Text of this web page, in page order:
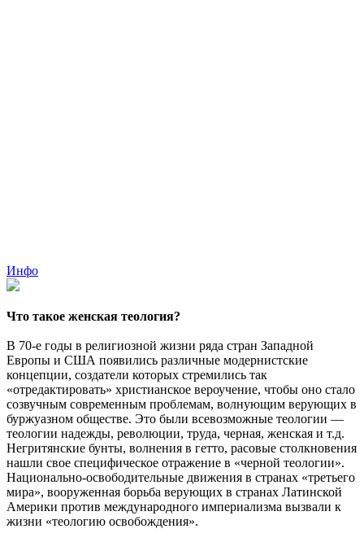
Инфо
Что такое женская теология?
В 70-е годы в религиозной жизни ряда стран Западной
Европы и США появились различные модернистские
концепции, создатели которых стремились так
«отредактировать» христианское вероучение, чтобы оно стало
созвучным современным проблемам, волнующим верующих в
буржуазном обществе. Это были всевозможные теологии —
теологии надежды, революции, труда, черная, женская и т.д.
Негритянские бунты, волнения в гетто, расовые столкновения
нашли свое специфическое отражение в «черной теологии».
Национально-освободительные движения в странах «третьего
мира», вооруженная борьба верующих в странах Латинской
Америки против международного империализма вызвали к
жизни «теологию освобождения».